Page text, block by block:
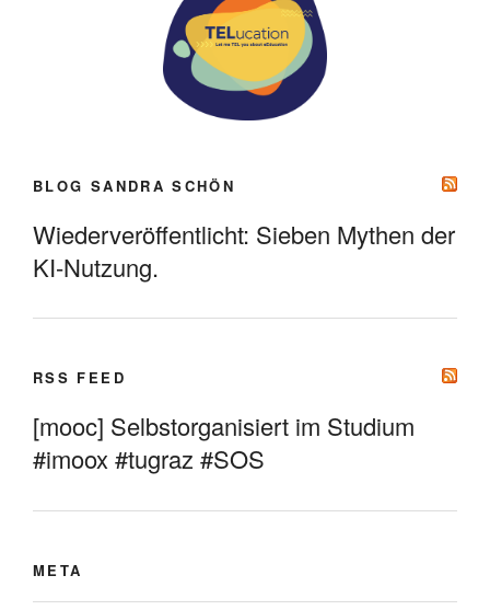
BLOG SANDRA SCHÖN
Wiederveröffentlicht: Sieben Mythen der
KI-Nutzung.
RSS FEED
[mooc] Selbstorganisiert im Studium
#imoox #tugraz #SOS
META